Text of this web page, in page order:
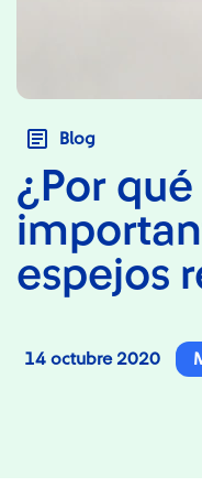
Blog
¿Por qué
espejos
14 octubre 2020